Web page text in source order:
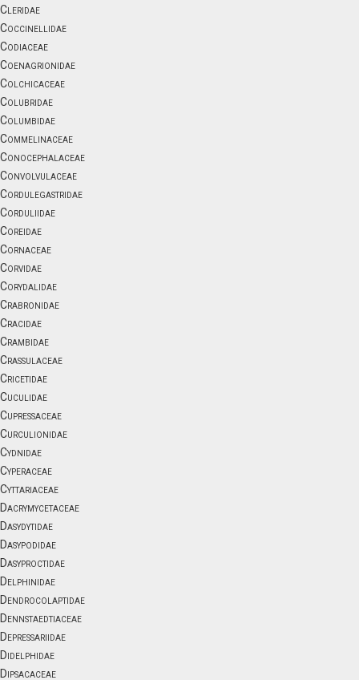
Cleridae
Coccinellidae
Codiaceae
Coenagrionidae
Colchicaceae
Colubridae
Columbidae
Commelinaceae
Conocephalaceae
Convolvulaceae
Cordulegastridae
Corduliidae
Coreidae
Cornaceae
Corvidae
Corydalidae
Crabronidae
Cracidae
Crambidae
Crassulaceae
Cricetidae
Cuculidae
Cupressaceae
Curculionidae
Cydnidae
Cyperaceae
Cyttariaceae
Dacrymycetaceae
Dasydytidae
Dasypodidae
Dasyproctidae
Delphinidae
Dendrocolaptidae
Dennstaedtiaceae
Depressariidae
Didelphidae
Dipsacaceae